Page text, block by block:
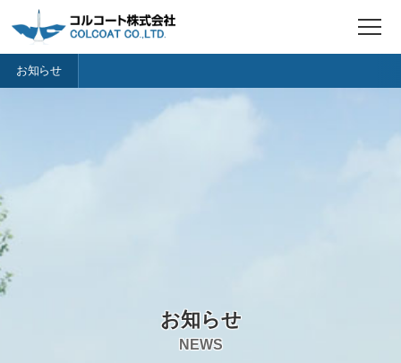
t
l
お知らせ
お知らせ
NEWS